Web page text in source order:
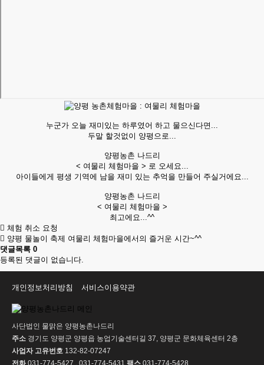
누군가 오늘 재미있는 하루였어 하고 물으신다면...
두말 할것없이 양평으로...
양평농촌 나드리
< 여물리 체험마을 > 로 오세요...
아이들에게 평생 기역에 남을 재미 있는 추억을 만들어 주실거에요...
양평농촌 나드리
< 여물리 체험마을 >
최고에요...^^
체험 취소 요청
양평 물놀이 축제 여물리 체험마을에서의 즐거운 시간~^^
댓글목록 0
등록된 댓글이 없습니다.
개인정보처리방침 서비스이용약관
사단법인 물맑은 양평농촌나드리
주소 경기도 양평군 양평읍 농업기술센터길 37, 양평군 문화체육센터 2층
사업자 고유번호 132-82-07247
전화031-774-5427 , 031-774-5431 팩스 031-774-5428